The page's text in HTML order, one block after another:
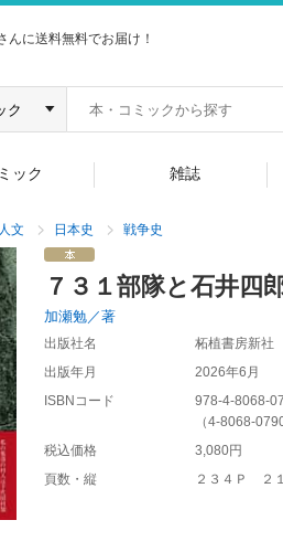
に送料無料でお届け！
ック 雑誌
人文 日本史 戦争史
７３１部隊と石井四
加瀬勉／著
出版社名
柘植書房新社
出版年月
2026年6月
ISBNコード
978-4-8068-
（4-8068-
税込価格
3,080円
頁数・縦
２３４Ｐ ２